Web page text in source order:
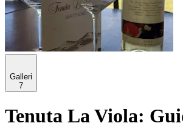
Galleri
7
Tenuta La Viola: